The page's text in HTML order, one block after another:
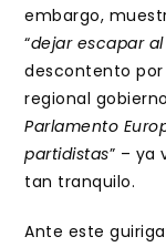
embargo,
“dejar escapar
descontento por
regional
Parlamento
partidistas” – ya
tan tranquilo.
Ante este